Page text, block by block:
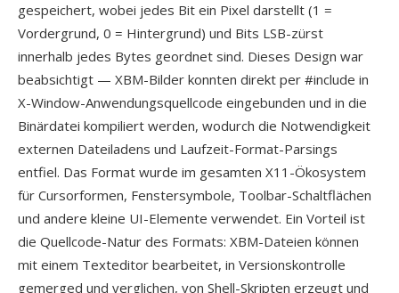
gespeichert, wobei jedes Bit ein Pixel darstellt (1 =
Vordergrund, 0 = Hintergrund) und Bits LSB-zürst
innerhalb jedes Bytes geordnet sind. Dieses Design war
beabsichtigt — XBM-Bilder konnten direkt per #include in
X-Window-Anwendungsquellcode eingebunden und in die
Binärdatei kompiliert werden, wodurch die Notwendigkeit
externen Dateiladens und Laufzeit-Format-Parsings
entfiel. Das Format wurde im gesamten X11-Ökosystem
für Cursorformen, Fenstersymbole, Toolbar-Schaltflächen
und andere kleine UI-Elemente verwendet. Ein Vorteil ist
die Quellcode-Natur des Formats: XBM-Dateien können
mit einem Texteditor bearbeitet, in Versionskontrolle
gemerged und verglichen, von Shell-Skripten erzeugt und